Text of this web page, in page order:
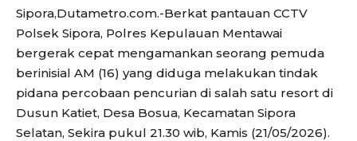
Sipora,Dutametro.com.-Berkat pantauan CCTV
Polsek Sipora, Polres Kepulauan Mentawai
bergerak cepat mengamankan seorang pemuda
berinisial AM (16) yang diduga melakukan tindak
pidana percobaan pencurian di salah satu resort di
Dusun Katiet, Desa Bosua, Kecamatan Sipora
Selatan, Sekira pukul 21.30 wib, Kamis (21/05/2026).